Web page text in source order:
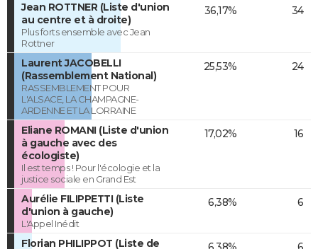
Jean ROTTNER (Liste d'union
au centre et à droite)
Plus forts ensemble avec Jean
Rottner
36,17% 34
Laurent JACOBELLI
(Rassemblement National)
RASSEMBLEMENT POUR
L'ALSACE, LA CHAMPAGNE-
ARDENNE ET LA LORRAINE
25,53% 24
Eliane ROMANI (Liste d'union
à gauche avec des
écologiste)
Il est temps ! Pour l'écologie et la
justice sociale en Grand Est
17,02% 16
Aurélie FILIPPETTI (Liste
d'union à gauche)
L'Appel Inédit
6,38% 6
Florian PHILIPPOT (Liste de